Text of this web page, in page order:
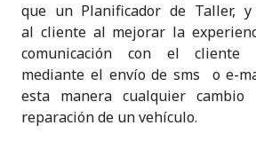
que un Planificador de Taller,
al cliente al mejorar la
comunicación con el cliente
mediante el envío de sms o e-
esta manera cualquier
reparación de un vehículo.